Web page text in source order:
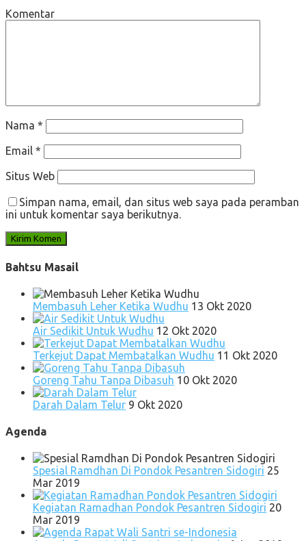
Komentar
Nama *
Email *
Situs Web
Simpan nama, email, dan situs web saya pada peramban
ini untuk komentar saya berikutnya.
Bahtsu Masail
Membasuh Leher Ketika Wudhu 13 Okt 2020
Air Sedikit Untuk Wudhu 12 Okt 2020
Terkejut Dapat Membatalkan Wudhu 11 Okt 2020
Goreng Tahu Tanpa Dibasuh 10 Okt 2020
Darah Dalam Telur 9 Okt 2020
Agenda
Spesial Ramdhan Di Pondok Pesantren Sidogiri 25
Mar 2019
Kegiatan Ramadhan Pondok Pesantren Sidogiri 20
Mar 2019